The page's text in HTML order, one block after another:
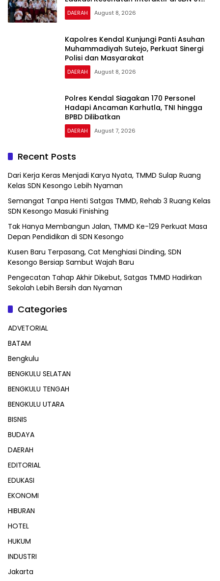
Pamriyan
DAERAH August 8, 2026
Kapolres Kendal Kunjungi Panti Asuhan
Muhammadiyah Sutejo, Perkuat Sinergi
Polisi dan Masyarakat
DAERAH August 8, 2026
Polres Kendal Siagakan 170 Personel
Hadapi Ancaman Karhutla, TNI hingga
BPBD Dilibatkan
DAERAH August 7, 2026
Recent Posts
Dari Kerja Keras Menjadi Karya Nyata, TMMD Sulap Ruang
Kelas SDN Kesongo Lebih Nyaman
Semangat Tanpa Henti Satgas TMMD, Rehab 3 Ruang Kelas
SDN Kesongo Masuki Finishing
Tak Hanya Membangun Jalan, TMMD Ke-129 Perkuat Masa
Depan Pendidikan di SDN Kesongo
Kusen Baru Terpasang, Cat Menghiasi Dinding, SDN
Kesongo Bersiap Sambut Wajah Baru
Pengecatan Tahap Akhir Dikebut, Satgas TMMD Hadirkan
Sekolah Lebih Bersih dan Nyaman
Categories
ADVETORIAL
BATAM
Bengkulu
BENGKULU SELATAN
BENGKULU TENGAH
BENGKULU UTARA
BISNIS
BUDAYA
DAERAH
EDITORIAL
EDUKASI
EKONOMI
HIBURAN
HOTEL
HUKUM
INDUSTRI
Jakarta